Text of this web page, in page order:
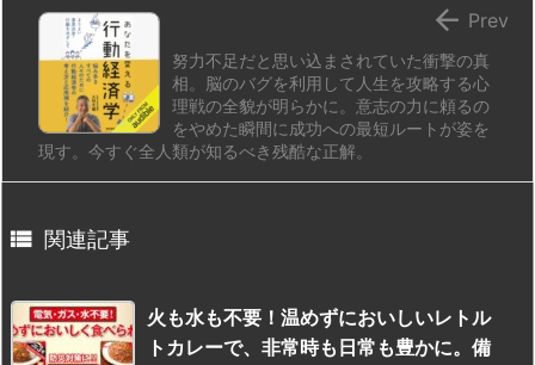
努力不足だと思い込まされていた衝撃の真
相。脳のバグを利用して人生を攻略する心
理戦の全貌が明らかに。意志の力に頼るの
をやめた瞬間に成功への最短ルートが姿を
現す。今すぐ全人類が知るべき残酷な正解。
 Prev
 関連記事
火も水も不要！温めずにおいしいレトル
トカレーで、非常時も日常も豊かに。備